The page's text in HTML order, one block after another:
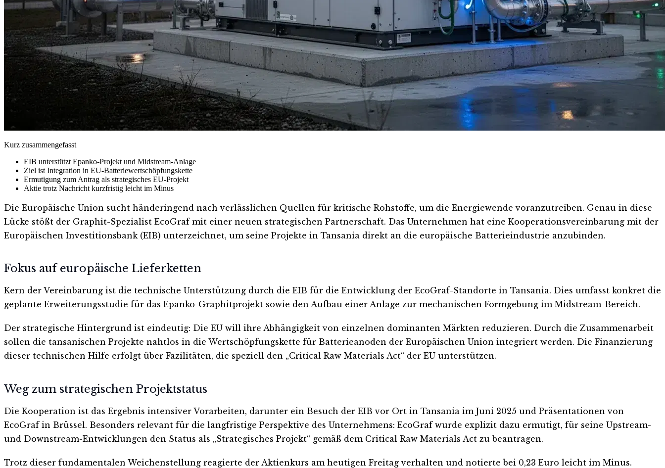
Kurz zusammengefasst
EIB unterstützt Epanko-Projekt und Midstream-Anlage
Ziel ist Integration in EU-Batteriewertschöpfungskette
Ermutigung zum Antrag als strategisches EU-Projekt
Aktie trotz Nachricht kurzfristig leicht im Minus
Die Europäische Union sucht händeringend nach verlässlichen Quellen für kritische Rohstoffe, um die Energiewende voranzutreiben. Genau in diese
Lücke stößt der Graphit-Spezialist EcoGraf mit einer neuen strategischen Partnerschaft. Das Unternehmen hat eine Kooperationsvereinbarung mit der
Europäischen Investitionsbank (EIB) unterzeichnet, um seine Projekte in Tansania direkt an die europäische Batterieindustrie anzubinden.
Fokus auf europäische Lieferketten
Kern der Vereinbarung ist die technische Unterstützung durch die EIB für die Entwicklung der EcoGraf-Standorte in Tansania. Dies umfasst konkret die
geplante Erweiterungsstudie für das Epanko-Graphitprojekt sowie den Aufbau einer Anlage zur mechanischen Formgebung im Midstream-Bereich.
Der strategische Hintergrund ist eindeutig: Die EU will ihre Abhängigkeit von einzelnen dominanten Märkten reduzieren. Durch die Zusammenarbeit
sollen die tansanischen Projekte nahtlos in die Wertschöpfungskette für Batterieanoden der Europäischen Union integriert werden. Die Finanzierung
dieser technischen Hilfe erfolgt über Fazilitäten, die speziell den „Critical Raw Materials Act“ der EU unterstützen.
Weg zum strategischen Projektstatus
Die Kooperation ist das Ergebnis intensiver Vorarbeiten, darunter ein Besuch der EIB vor Ort in Tansania im Juni 2025 und Präsentationen von
EcoGraf in Brüssel. Besonders relevant für die langfristige Perspektive des Unternehmens: EcoGraf wurde explizit dazu ermutigt, für seine Upstream-
und Downstream-Entwicklungen den Status als „Strategisches Projekt“ gemäß dem Critical Raw Materials Act zu beantragen.
Trotz dieser fundamentalen Weichenstellung reagierte der Aktienkurs am heutigen Freitag verhalten und notierte bei 0,23 Euro leicht im Minus.